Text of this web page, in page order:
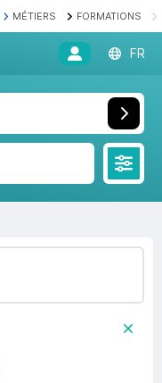
MÉTIERS FORMATIONS
FR